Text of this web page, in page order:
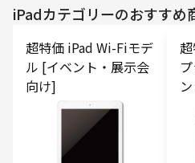
iPadカテゴリーのおすすめ
超特価 iPad Wi-Fiモデ
ル [イベント・展示会
向け]